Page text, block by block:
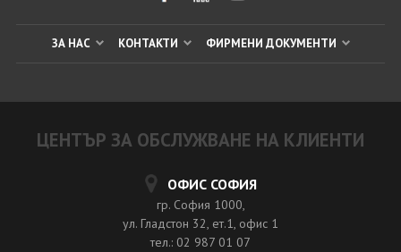
ЗА НАС КОНТАКТИ ФИРМЕНИ ДОКУМЕНТИ
ЦЕНТЪР ЗА ОБСЛУЖВАНЕ НА КЛИЕНТИ
ОФИС СОФИЯ
гр. София 1000,
ул. Гладстон 32, ет.1, офис 1
тел.: 02 987 01 07